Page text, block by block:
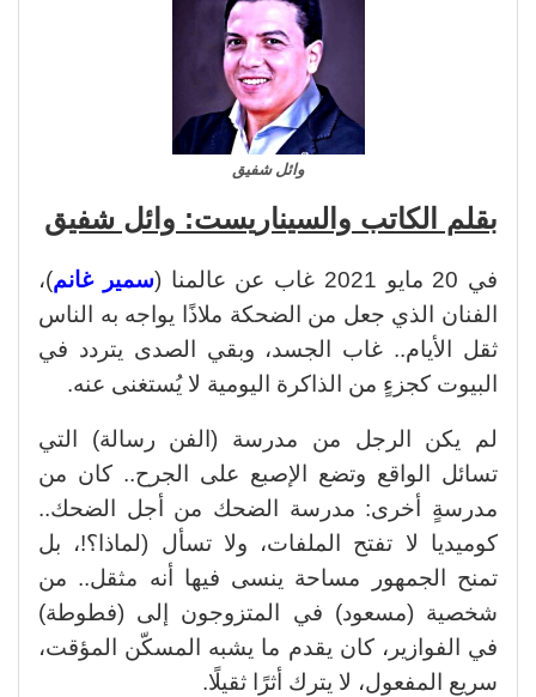
وائل شفيق
بقلم الكاتب والسيناريست: وائل شفيق
في 20 مايو 2021 غاب عن عالمنا ( سمير غانم)،
الفنان الذي جعل من الضحكة ملاذًا يواجه به الناس
ثقل الأيام.. غاب الجسد، وبقي الصدى يتردد في
البيوت كجزءٍ من الذاكرة اليومية لا يُستغنى عنه.
لم يكن الرجل من مدرسة (الفن رسالة) التي
تسائل الواقع وتضع الإصبع على الجرح.. كان من
مدرسةٍ أخرى: مدرسة الضحك من أجل الضحك..
كوميديا لا تفتح الملفات، ولا تسأل (لماذا؟!، بل
تمنح الجمهور مساحة ينسى فيها أنه مثقل.. من
شخصية (مسعود) في المتزوجون إلى (فطوطة)
في الفوازير، كان يقدم ما يشبه المسكّن المؤقت،
سريع المفعول، لا يترك أثرًا ثقيلًا.